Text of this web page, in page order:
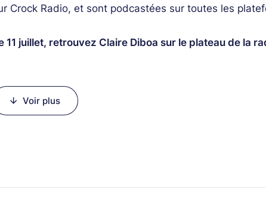
Crock Radio, et sont podcastées sur toutes les
11 juillet, retrouvez Claire Diboa sur le plateau de la
collaboration l’a amenée à voyager à travers le
culturel en France, en Europe et en Afrique
musicaux (Platine Africa)pour la chaîne
Voir plus